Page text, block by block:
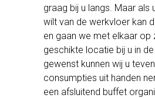
graag bij u langs. Maar als
wilt van de werkvloer kan
en gaan we met elkaar op
geschikte locatie bij u in
gewenst kunnen wij u
consumpties uit handen
een afsluitend buffet